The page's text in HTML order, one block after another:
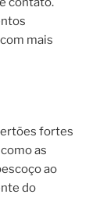
mais
fortes
as
ao
do